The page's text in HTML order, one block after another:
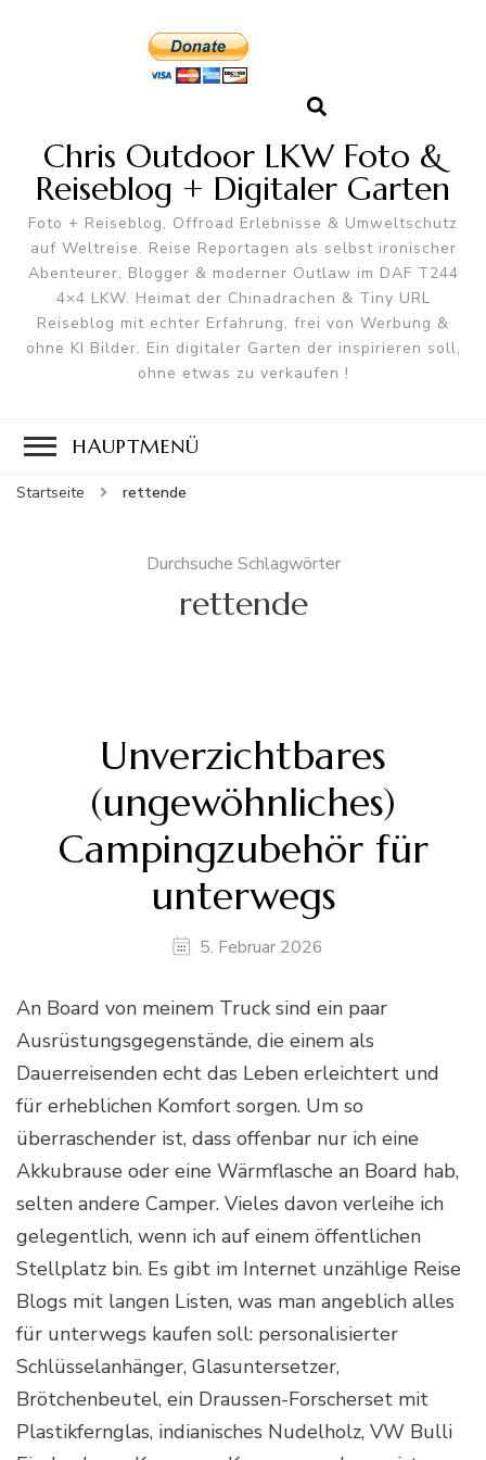
Chris Outdoor LKW Foto &
Reiseblog + Digitaler Garten
Foto + Reiseblog, Offroad Erlebnisse & Umweltschutz
auf Weltreise. Reise Reportagen als selbst ironischer
Abenteurer, Blogger & moderner Outlaw im DAF T244
4×4 LKW. Heimat der Chinadrachen & Tiny URL
Reiseblog mit echter Erfahrung, frei von Werbung &
ohne KI Bilder. Ein digitaler Garten der inspirieren soll,
ohne etwas zu verkaufen !
HAUPTMENÜ
Startseite rettende
Durchsuche Schlagwörter
rettende
Unverzichtbares
(ungewöhnliches)
Campingzubehör für
unterwegs
5. Februar 2026
An Board von meinem Truck sind ein paar
Ausrüstungsgegenstände, die einem als
Dauerreisenden echt das Leben erleichtert und
für erheblichen Komfort sorgen. Um so
überraschender ist, dass offenbar nur ich eine
Akkubrause oder eine Wärmflasche an Board hab,
selten andere Camper. Vieles davon verleihe ich
gelegentlich, wenn ich auf einem öffentlichen
Stellplatz bin. Es gibt im Internet unzählige Reise
Blogs mit langen Listen, was man angeblich alles
für unterwegs kaufen soll: personalisierter
Schlüsselanhänger, Glasuntersetzer,
Brötchenbeutel, ein Draussen-Forscherset mit
Plastikfernglas, indianisches Nudelholz, VW Bulli